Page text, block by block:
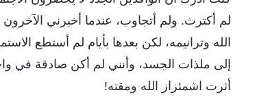
لم أكترث. ولم أتجاوب، عندما أخبرني
الله وترانيمه، لكن بعدها بأيام لم أستطع
إلى ملذات الجسد، وأنني لم أكن صادقة في
أثرت اشمئزاز الله ومقته!